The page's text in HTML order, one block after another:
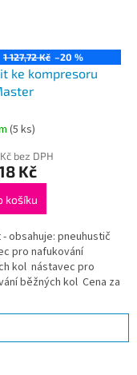
1 127,72 Kč –20 %
ke kompresoru
(5 ks)
bez DPH
Kč
košíku
obsahuje: pneuhustič
pro nafukování
kol nástavec pro
běžných kol Cena za